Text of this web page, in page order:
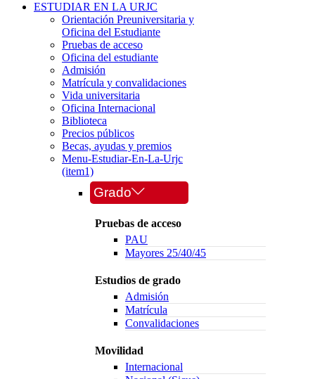
ESTUDIAR EN LA URJC
Orientación Preuniversitaria y
Oficina del Estudiante
Pruebas de acceso
Oficina del estudiante
Admisión
Matrícula y convalidaciones
Vida universitaria
Oficina Internacional
Biblioteca
Precios públicos
Becas, ayudas y premios
Menu-Estudiar-En-La-Urjc
(item1)
Grado
Pruebas de acceso
PAU
Mayores 25/40/45
Estudios de grado
Admisión
Matrícula
Convalidaciones
Movilidad
Internacional